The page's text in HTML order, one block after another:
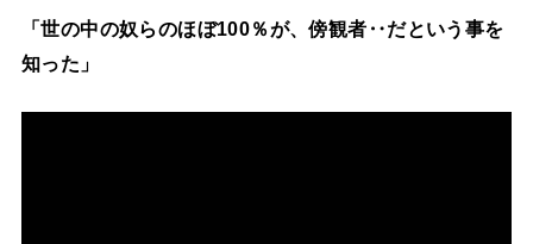
「世の中の奴らのほぼ100％が、傍観者‥だという事を
知った」